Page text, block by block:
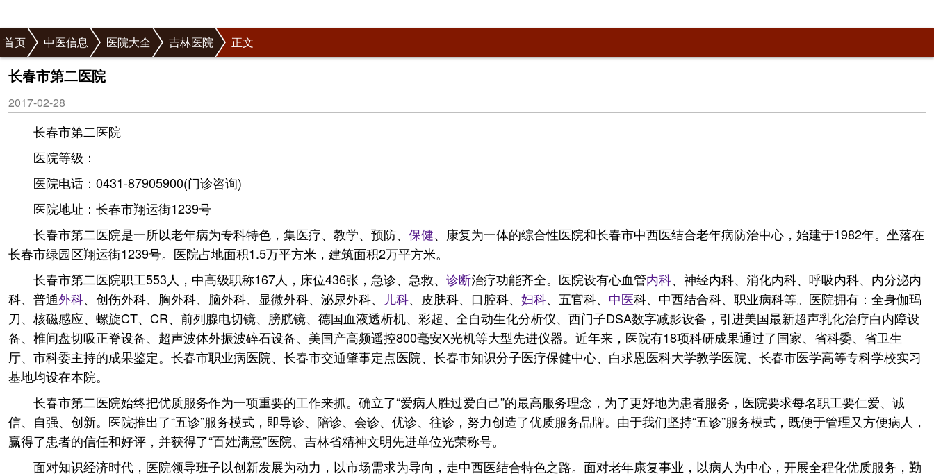
首页 中医信息 医院大全 吉林医院 正文
长春市第二医院
2017-02-28
长春市第二医院
医院等级：
医院电话：0431-87905900(门诊咨询)
医院地址：长春市翔运街1239号
长春市第二医院是一所以老年病为专科特色，集医疗、教学、预防、 保健、康复为一体的综合性医院和长春市中西医结合老年病防治中心，始建于1982年。坐落在
长春市绿园区翔运街1239号。医院占地面积1.5万平方米，建筑面积2万平方米。
长春市第二医院职工553人，中高级职称167人，床位436张，急诊、急救、 诊断治疗功能齐全。医院设有心血管内科、神经内科、消化内科、呼吸内科、内分泌内
科、普通外科、创伤外科、胸外科、脑外科、显微外科、泌尿外科、 儿科、皮肤科、口腔科、 妇科、五官科、 中医科、中西结合科、职业病科等。医院拥有：全身伽玛
刀、核磁感应、螺旋CT、CR、前列腺电切镜、膀胱镜、德国血液透析机、彩超、全自动生化分析仪、西门子DSA数字减影设备，引进美国最新超声乳化治疗白内障设
备、椎间盘切吸正脊设备、超声波体外振波碎石设备、美国产高频遥控800毫安X光机等大型先进仪器。近年来，医院有18项科研成果通过了国家、省科委、省卫生
厅、市科委主持的成果鉴定。长春市职业病医院、长春市交通肇事定点医院、长春市知识分子医疗保健中心、白求恩医科大学教学医院、长春市医学高等专科学校实习
基地均设在本院。
长春市第二医院始终把优质服务作为一项重要的工作来抓。确立了“爱病人胜过爱自己”的最高服务理念，为了更好地为患者服务，医院要求每名职工要仁爱、诚
信、自强、创新。医院推出了“五诊”服务模式，即导诊、陪诊、会诊、优诊、往诊，努力创造了优质服务品牌。由于我们坚持“五诊”服务模式，既便于管理又方便病人，
赢得了患者的信任和好评，并获得了“百姓满意”医院、吉林省精神文明先进单位光荣称号。
面对知识经济时代，医院领导班子以创新发展为动力，以市场需求为导向，走中西医结合特色之路。面对老年康复事业，以病人为中心，开展全程化优质服务，勤